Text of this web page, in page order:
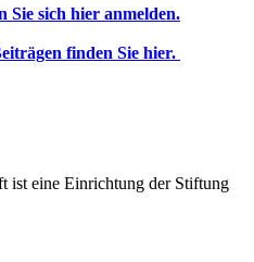
Sie sich hier anmelden.
finden Sie hier.
ist eine Einrichtung der Stiftung